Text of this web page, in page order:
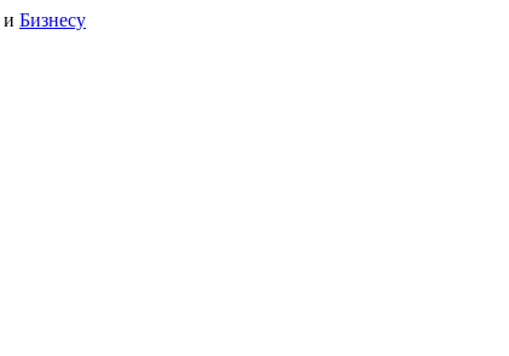
и Бизнесу